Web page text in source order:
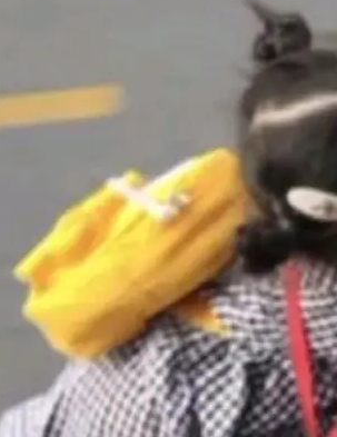
持 Iceberg V3 格式。
会议中心开幕。本届大会
业质量创新联盟主办，以
原生时代的质量新范
实验室走向规模化产业落地
，《2026智能研发生产力
Testin云测的Testin XAge
测试领域代表产品。对CI
转变：AI测试正在从效率
基础设施。 CIO面对的新
的焦虑清单上多了两项：
能体应用安全地从PoC走
试团队跟得上AI应用...
一篇关于 ADT
就回不去了。Alex Fedos
基石"。 他说的东西不新
），尤其是和类型
清楚了一件事：这不是类
日常编码的思维方式。 文
入。一个网站的深色主题
+ 可空字段来表示——bool
nullable 的默认模式、浅
产生大量无意义的组
突了、全 null 了。要知道
企业 AI 平台 Clou
开源项目 Cloudflare O
客，你会觉得这是又一
器人"——每个大厂都在
Kenton Varda 在 Twitte
今天我们发布了 Cloudfla
聊天机器人，跟其他所
，可自托管的分
团队推出了最新开源项
己机器上运行 Cloudflare